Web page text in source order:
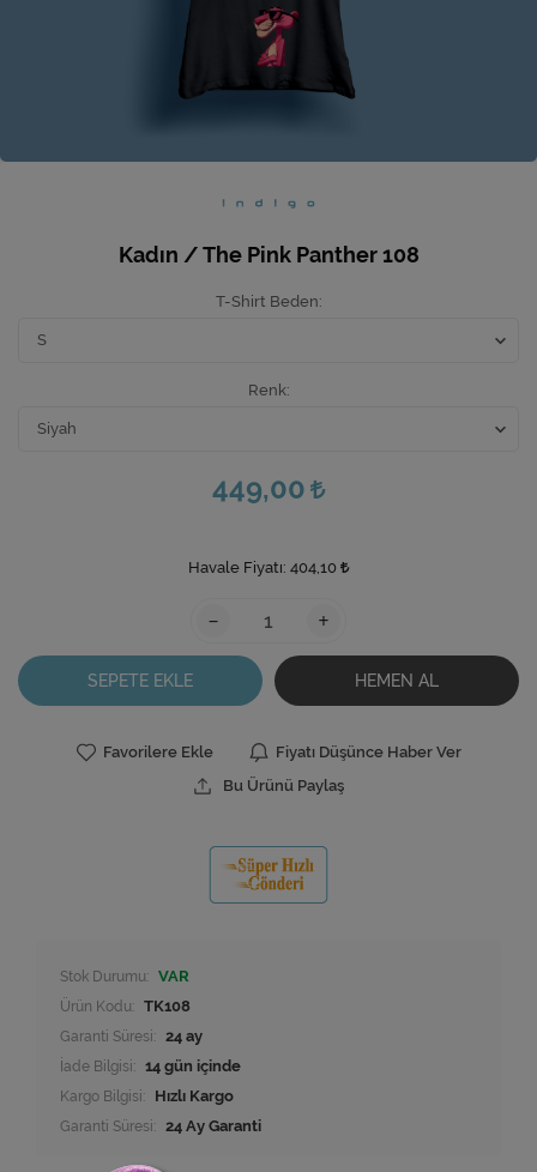
Ev Hediyeleri
Yeni İş Hediyeleri
Kadın / The Pink Panther 108
T-Shirt Beden
Renk
449,00
Havale Fiyatı: 404,10
- +
SEPETE EKLE HEMEN AL
Favorilere Ekle
Fiyatı Düşünce Haber Ver
Bu Ürünü Paylaş
Stok Durumu: VAR
Ürün Kodu: TK108
Garanti Süresi: 24 ay
İade Bilgisi:
Kargo Bilgisi: Hızlı Kargo
Garanti Süresi: 24 Ay Garanti